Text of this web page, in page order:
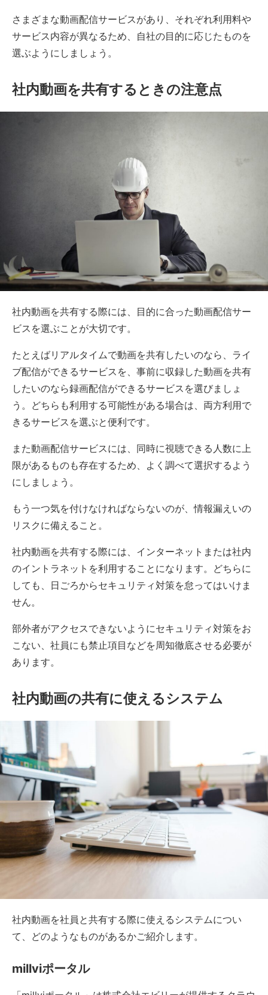
さまざまな動画配信サービスがあり、それぞれ利用料や
サービス内容が異なるため、自社の目的に応じたものを
選ぶようにしましょう。
社内動画を共有するときの注意点
社内動画を共有する際には、目的に合った動画配信サー
ビスを選ぶことが大切です。
たとえばリアルタイムで動画を共有したいのなら、ライ
ブ配信ができるサービスを、事前に収録した動画を共有
したいのなら録画配信ができるサービスを選びましょ
う。どちらも利用する可能性がある場合は、両方利用で
きるサービスを選ぶと便利です。
また動画配信サービスには、同時に視聴できる人数に上
限があるものも存在するため、よく調べて選択するよう
にしましょう。
もう一つ気を付けなければならないのが、情報漏えいの
リスクに備えること。
社内動画を共有する際には、インターネットまたは社内
のイントラネットを利用することになります。どちらに
しても、日ごろからセキュリティ対策を怠ってはいけま
せん。
部外者がアクセスできないようにセキュリティ対策をお
こない、社員にも禁止項目などを周知徹底させる必要が
あります。
社内動画の共有に使えるシステム
社内動画を社員と共有する際に使えるシステムについ
て、どのようなものがあるかご紹介します。
millviポータル